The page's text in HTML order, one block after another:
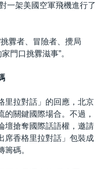
一架美國空軍飛機進行了
釁者、冒險者、攪局
門口挑釁滋事”。
里拉對話」的回應，北京
關鍵國際場合。不過，
壇搶奪國際話語權，邀請
席香格里拉對話」包裝成
碼。